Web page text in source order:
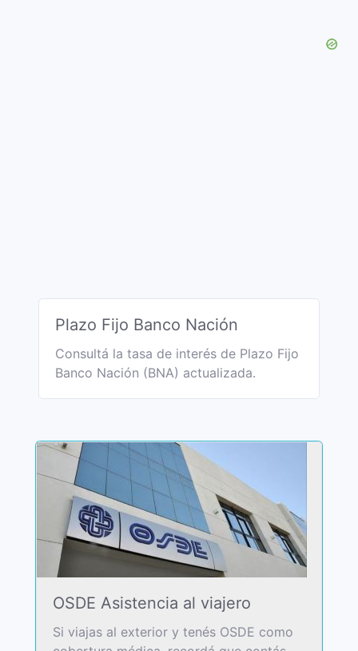
Plazo Fijo Banco Nación
Consultá la tasa de interés de Plazo Fijo
Banco Nación (BNA) actualizada.
OSDE Asistencia al viajero
Si viajas al exterior y tenés OSDE como